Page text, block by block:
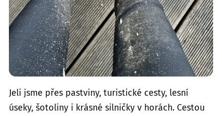
Jeli jsme přes pastviny, turistické cesty, lesní
úseky, šotoliny i krásné silničky v horách. Cestou